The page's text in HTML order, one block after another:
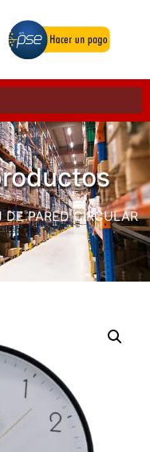
PARED CIRCULAR